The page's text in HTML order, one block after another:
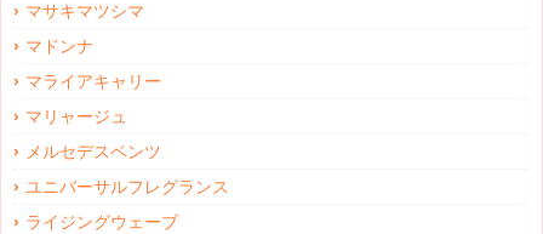
マサキマツシマ
マドンナ
マライアキャリー
マリャージュ
メルセデスベンツ
ユニバーサルフレグランス
ライジングウェーブ